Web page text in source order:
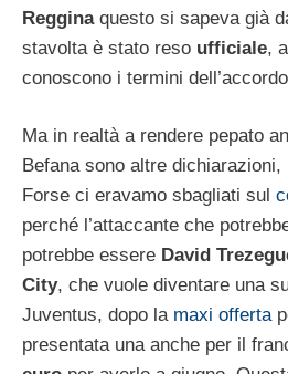
Regginaquesto si sapeva già
stavolta è stato reso ufficiale,
conoscono i termini
Ma in realtà a rendere pepato
Befana sono altre
Forse ci eravamo sbagliati sul
perché l’attaccante che
potrebbe essere David
City, che vuole diventare una
Juventus, dopo la maxi offerta
presentata una anche per il